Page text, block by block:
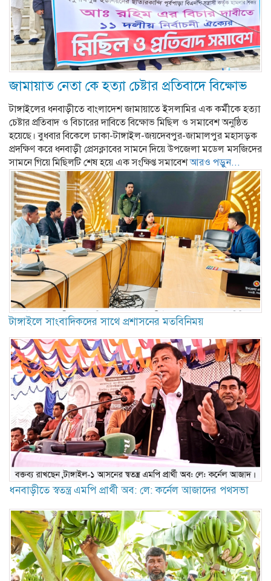
জামায়াত নেতা কে হত্যা চেষ্টার প্রতিবাদে বিক্ষোভ
টাঙ্গাইলের ধনবাড়ীতে বাংলাদেশ জামায়াতে ইসলামির এক কর্মীকে হত্যা
চেষ্টার প্রতিবাদ ও বিচারের দাবিতে বিক্ষোভ মিছিল ও সমাবেশ অনুষ্ঠিত
হয়েছে। বুধবার বিকেলে ঢাকা-টাঙ্গাইল-জয়দেবপুর-জামালপুর মহাসড়ক
প্রদক্ষিণ করে ধনবাড়ী প্রেসক্লাবের সামনে দিয়ে উপজেলা মডেল মসজিদের
সামনে গিয়ে মিছিলটি শেষ হয়ে এক সংক্ষিপ্ত সমাবেশআরও পড়ুন...
টাঙ্গাইলে সাংবাদিকদের সাথে প্রশাসনের মতবিনিময়
ধনবাড়ীতে স্বতন্ত্র এমপি প্রার্থী অব: লে: কর্নেল আজাদের পথসভা